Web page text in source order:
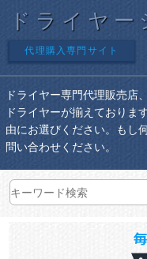
ドライヤー
代理購入専門サイト
ドライヤー専門代理販売店
ドライヤーが揃えておりま
由にお選びください。もし
問い合わせください。